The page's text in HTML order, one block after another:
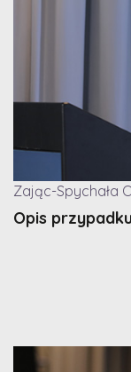
Zając-Spychała
Opis